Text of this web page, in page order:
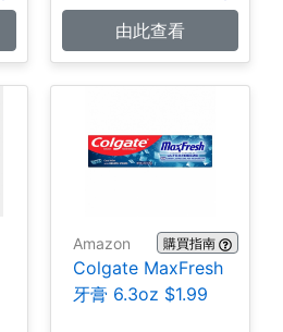
由此查看
Amazon 購買指南
Colgate MaxFresh
牙膏 6.3oz $1.99